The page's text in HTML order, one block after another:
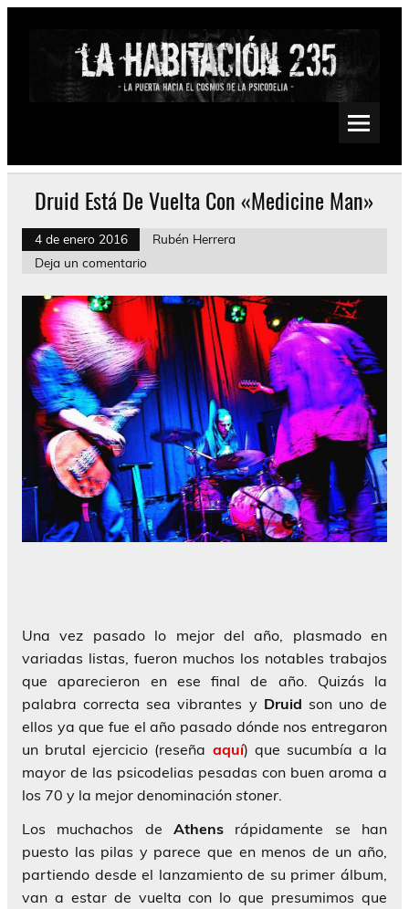
Saltar
Psychedelic, Stoner, Doom, Sludge, Fuzz, Space, Drone
Druid Está De Vuelta Con «Medicine Man»
4 de enero 2016
Rubén Herrera
Deja un comentario
Una vez pasado lo mejor del año, plasmado en
variadas listas, fueron muchos los notables trabajos
que aparecieron en ese final de año. Quizás la
palabra correcta sea vibrantes y Druid son uno de
ellos ya que fue el año pasado dónde nos entregaron
un brutal ejercicio (reseña aquí) que sucumbía a la
mayor de las psicodelias pesadas con buen aroma a
los 70 y la mejor denominación stoner
Los muchachos de Athens rápidamente se han
puesto las pilas y parece que en menos de un año,
partiendo desde el lanzamiento de su primer álbum,
van a estar de vuelta con lo que presumimos que